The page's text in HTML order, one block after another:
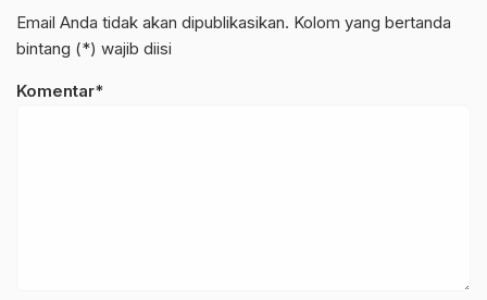
Email Anda tidak akan dipublikasikan. Kolom yang bertanda
bintang (*) wajib diisi
Komentar*